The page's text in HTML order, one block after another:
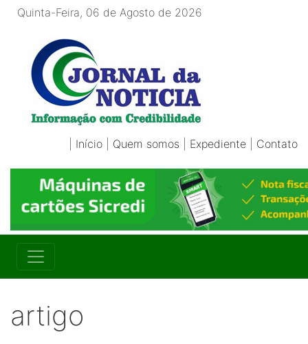
Quinta-Feira, 06 de Agosto de 2026
Início Quem somos Expediente Contato
artigo